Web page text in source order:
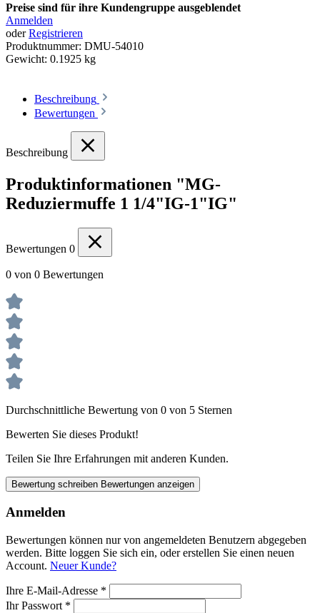
Preise sind für ihre Kundengruppe ausgeblendet
Anmelden
oderRegistrieren
Produktnummer: DMU-54010
Gewicht: 0.1925 kg
Beschreibung
Bewertungen
Beschreibung
Produktinformationen "MG-
Reduziermuffe 1 1/4"IG-1"IG"
Bewertungen 0
0 von 0 Bewertungen
Durchschnittliche Bewertung von 0 von 5 Sternen
Bewerten Sie dieses Produkt!
Teilen Sie Ihre Erfahrungen mit anderen Kunden.
Bewertung schreiben Bewertungen anzeigen
Anmelden
Bewertungen können nur von angemeldeten Benutzern abgegeben
werden. Bitte loggen Sie sich ein, oder erstellen Sie einen neuen
Account. Neuer Kunde?
Ihre E-Mail-Adresse *
Ihr Passwort *